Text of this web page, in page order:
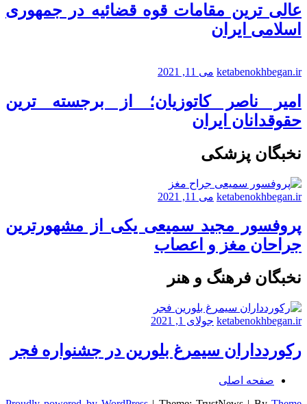
عالی ترین مقامات قوه قضائیه در جمهوری
اسلامی ایران
ketabenokhbegan.ir می 11, 2021
امیر ناصر کاتوزیان؛ از برجسته ترین
حقوقدانان ایران
نخبگان پزشکی
ketabenokhbegan.ir می 11, 2021
پروفسور مجید سمیعی یکی از مشهورترین
جراحان مغز و اعصاب
نخبگان فرهنگ و هنر
ketabenokhbegan.ir جولای 1, 2021
رکوردداران سیمرغ بلورین در جشنواره فجر
صفحه اصلی